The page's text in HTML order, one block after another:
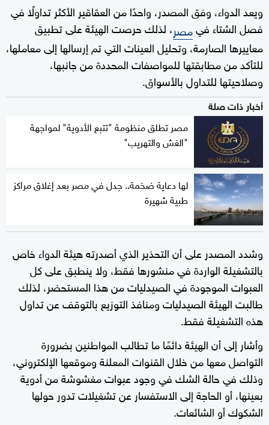
ويعد الدواء، وفق المصدر، واحدًا من العقاقير الأكثر تداولًا في
فصل الشتاء فيمصر، لذلك حرصت الهيئة على تطبيق
معاييرها الصارمة، وتحليل العينات التي تم إرسالها إلى معاملها،
للتأكد من مطابقتها للمواصفات المحددة من جانبها،
وصلاحيتها للتداول بالأسواق.
أخبار ذات صلة
مصر تطلق منظومة "تتبع الأدوية" لمواجهة
"الغش والتهريب"
لها دعاية ضخمة.. جدل في مصر بعد إغلاق مراكز
طبية شهيرة
وشدد المصدر على أن التحذير الذي أصدرته هيئة الدواء خاص
بالتشغيلة الواردة في منشورها فقط، ولا ينطبق على كل
العبوات الموجودة في الصيدليات من هذا المستحضر، لذلك
طالبت الهيئة الصيدليات ومنافذ التوزيع بالتوقف عن تداول
هذه التشغيلة فقط.
وأشار إلى أن الهيئة دائمًا ما تطالب المواطنين بضرورة
التواصل معها من خلال القنوات المعلنة وموقعها الإلكتروني،
وذلك في حالة الشك في وجود عبوات مغشوشة من أدوية
بعينها، أو الحاجة إلى الاستفسار عن تشغيلات تدور حولها
الشكوك أو الشائعات.